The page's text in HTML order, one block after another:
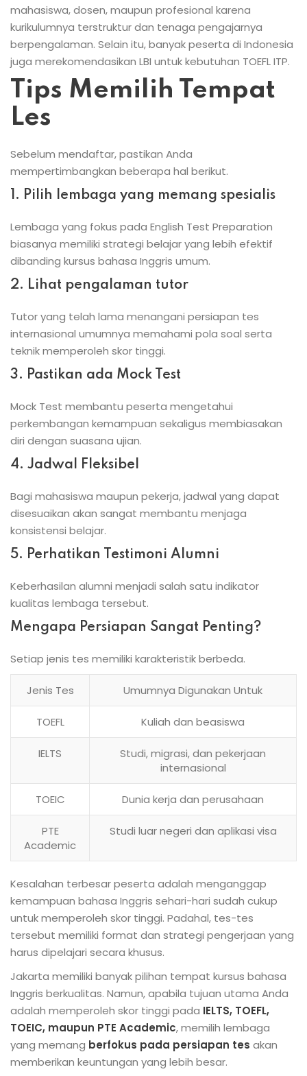
mahasiswa, dosen, maupun profesional karena
kurikulumnya terstruktur dan tenaga pengajarnya
berpengalaman. Selain itu, banyak peserta di Indonesia
juga merekomendasikan LBI untuk kebutuhan TOEFL ITP.
Tips Memilih Tempat
Les
Sebelum mendaftar, pastikan Anda
mempertimbangkan beberapa hal berikut.
1. Pilih lembaga yang memang spesialis
Lembaga yang fokus pada English Test Preparation
biasanya memiliki strategi belajar yang lebih efektif
dibanding kursus bahasa Inggris umum.
2. Lihat pengalaman tutor
Tutor yang telah lama menangani persiapan tes
internasional umumnya memahami pola soal serta
teknik memperoleh skor tinggi.
3. Pastikan ada Mock Test
Mock Test membantu peserta mengetahui
perkembangan kemampuan sekaligus membiasakan
diri dengan suasana ujian.
4. Jadwal Fleksibel
Bagi mahasiswa maupun pekerja, jadwal yang dapat
disesuaikan akan sangat membantu menjaga
konsistensi belajar.
5. Perhatikan Testimoni Alumni
Keberhasilan alumni menjadi salah satu indikator
kualitas lembaga tersebut.
Mengapa Persiapan Sangat Penting?
Setiap jenis tes memiliki karakteristik berbeda.
Jenis Tes Umumnya Digunakan Untuk
TOEFL Kuliah dan beasiswa
IELTS
Studi, migrasi, dan pekerjaan
internasional
TOEIC Dunia kerja dan perusahaan
PTE
Academic
Studi luar negeri dan aplikasi visa
Kesalahan terbesar peserta adalah menganggap
kemampuan bahasa Inggris sehari-hari sudah cukup
untuk memperoleh skor tinggi. Padahal, tes-tes
tersebut memiliki format dan strategi pengerjaan yang
harus dipelajari secara khusus.
Jakarta memiliki banyak pilihan tempat kursus bahasa
Inggris berkualitas. Namun, apabila tujuan utama Anda
adalah memperoleh skor tinggi pada IELTS, TOEFL,
TOEIC, maupun PTE Academic, memilih lembaga
yang memang berfokus pada persiapan tes akan
memberikan keuntungan yang lebih besar.